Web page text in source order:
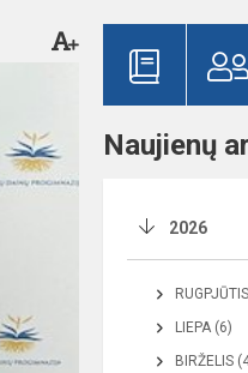
Naujienų
2026
LIEPA (6)
BIRŽELIS